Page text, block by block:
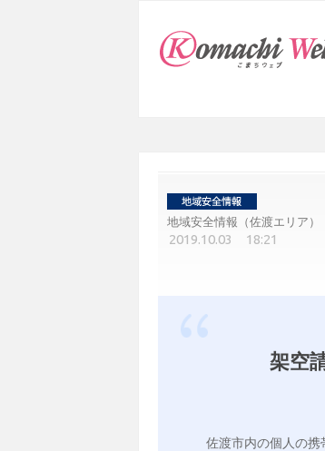
地域安全情報（佐渡エリア）
2019.10.03 18:21
架空
佐渡市内の個人の携